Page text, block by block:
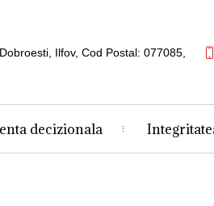
Dobroesti, Ilfov, Cod Postal: 077085,
decizionala